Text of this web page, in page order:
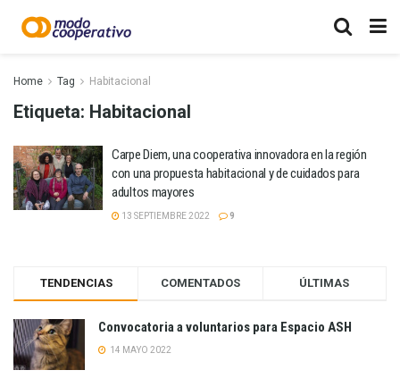
Home Tag Habitacional
Etiqueta: Habitacional
Carpe Diem, una cooperativa innovadora en la región
con una propuesta habitacional y de cuidados para
adultos mayores
13 SEPTIEMBRE 2022 9
TENDENCIAS COMENTADOS ÚLTIMAS
Convocatoria a voluntarios para Espacio ASH
14 MAYO 2022